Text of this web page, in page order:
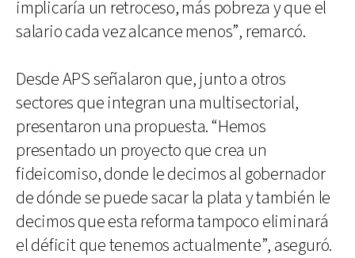
implicaría un retroceso, más pobreza y que el
salario cada vez alcance menos”, remarcó.
Desde APS señalaron que, junto a otros
sectores que integran una multisectorial,
presentaron una propuesta. “Hemos
presentado un proyecto que crea un
fideicomiso, donde le decimos al gobernador
de dónde se puede sacar la plata y también le
decimos que esta reforma tampoco eliminará
el déficit que tenemos actualmente”, aseguró.